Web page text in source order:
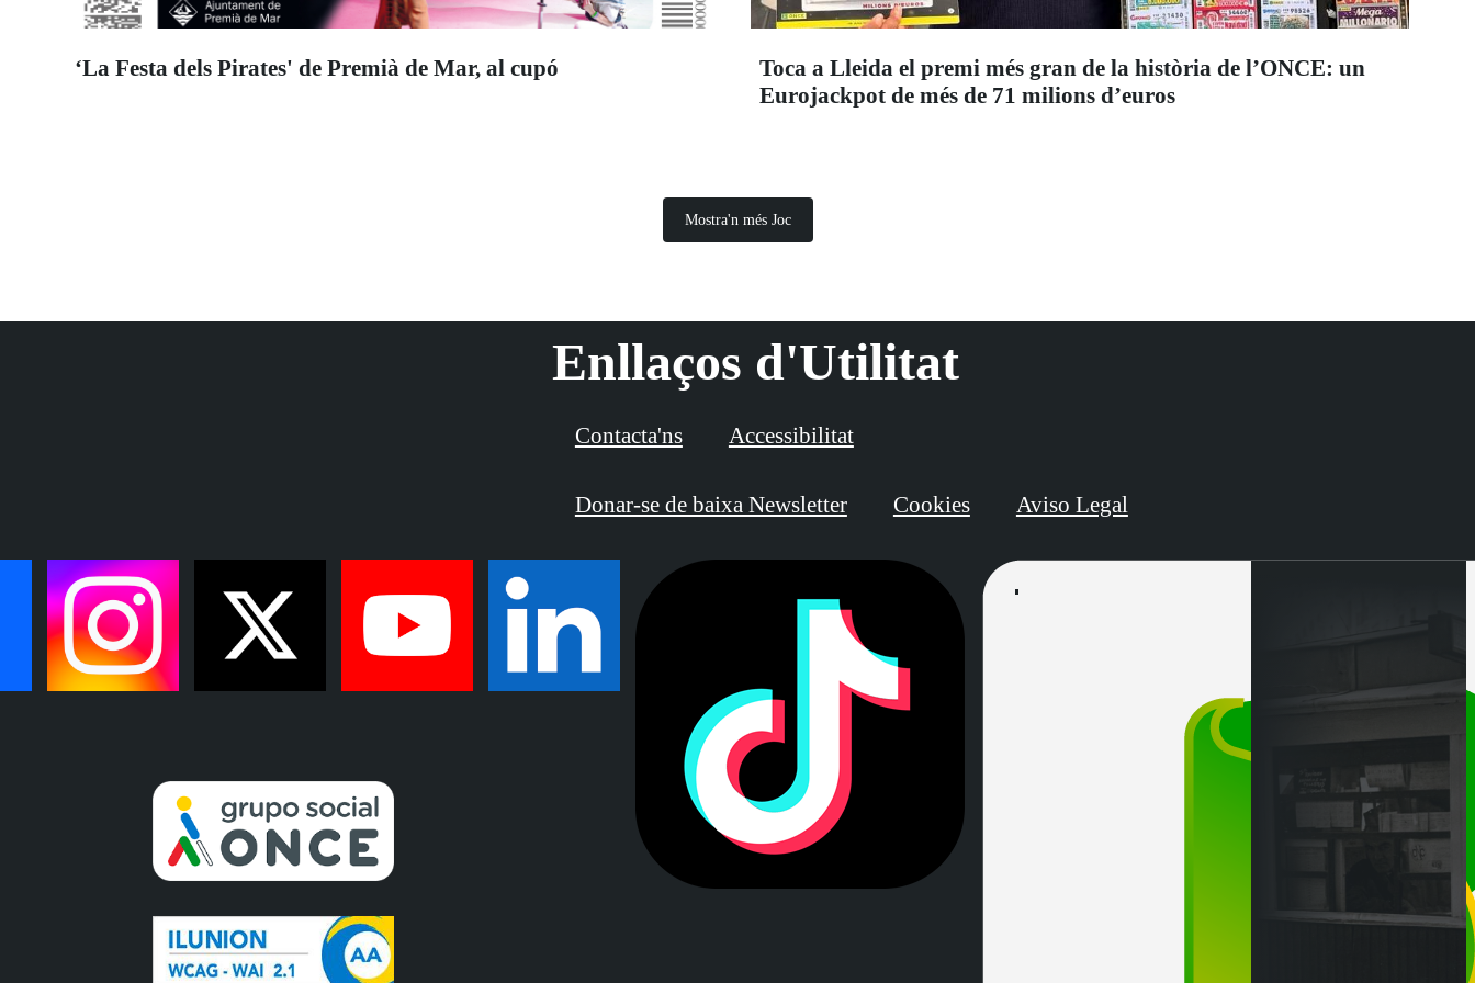
‘La Festa dels Pirates' de Premià de Mar, al cupó
Toca a Lleida el premi més gran de la història de l’ONCE: un
Eurojackpot de més de 71 milions d’euros
Mostra'n més Joc
Enllaços d'Utilitat
Contacta'ns Accessibilitat
Donar-se de baixa Newsletter Cookies Aviso Legal